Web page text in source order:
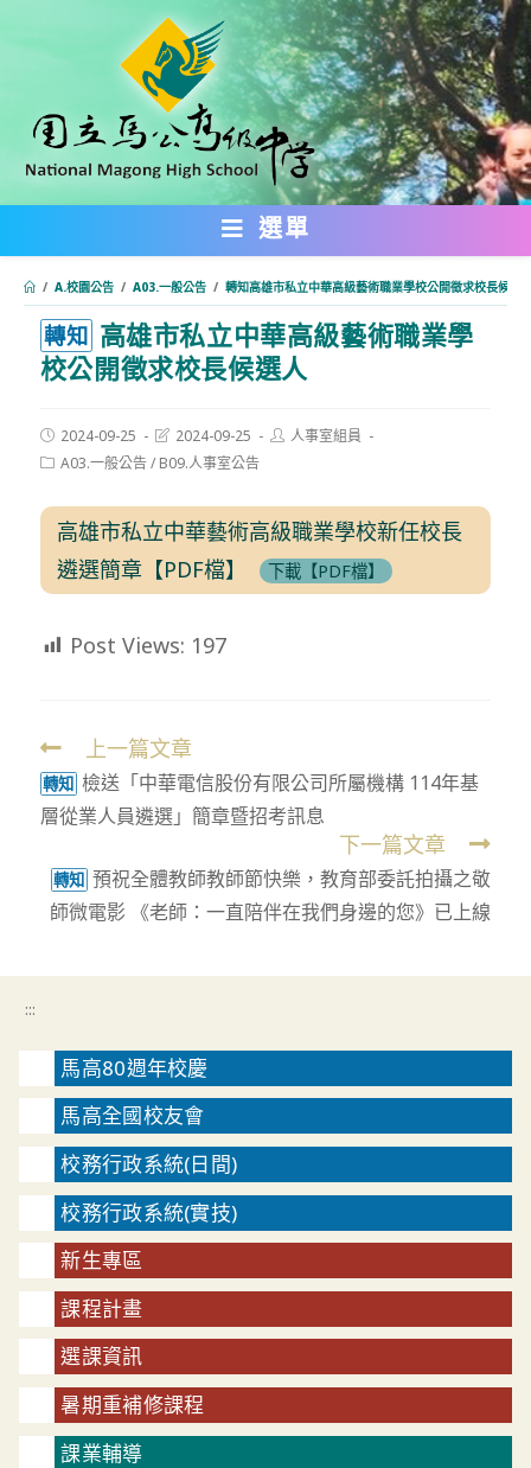
內
選單
/ A.校園公告 / A03.一般公告 / 轉知高雄市私立中華高級藝術職業學校公開徵求校長候選
轉知 高雄市私立中華高級藝術職業學
校公開徵求校長候選人
Post
published:
2024-09-25
Post
modified:
2024-09-25
Post人事室組員
PostA03.一般公告/ B09.人事室公告
高雄市私立中華藝術高級職業學校新任校長
遴選簡章【PDF檔】
下載【PDF檔】
Post Views: 197
Read
more
articles
上一篇文章
轉知 檢送「中華電信股份有限公司所屬機構 114年基
層從業人員遴選」簡章暨招考訊息
下一篇文章
轉知 預祝全體教師教師節快樂，教育部委託拍攝之敬
師微電影 《老師：一直陪伴在我們身邊的您》已上線
:::
馬高80週年校慶
馬高全國校友會
校務行政系統(日間)
校務行政系統(實技)
新生專區
課程計畫
選課資訊
暑期重補修課程
課業輔導